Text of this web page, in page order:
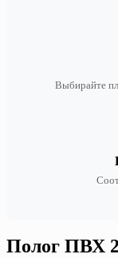
Выбирайте
Полог ПВХ